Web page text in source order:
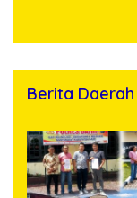
Berita Daerah